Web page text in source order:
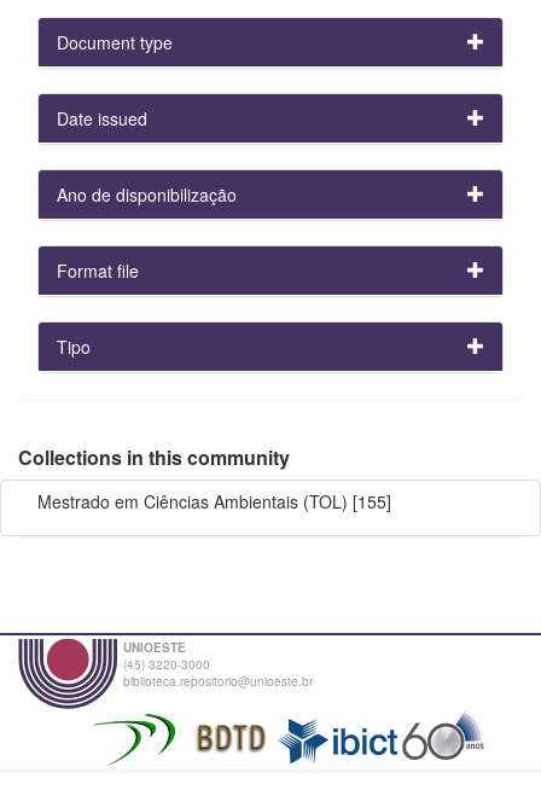
Document type
Date issued
Ano de disponibilização
Format file
Tipo
Collections in this community
Mestrado em Ciências Ambientais (TOL) [155]
UNIOESTE
(45) 3220-3000
biblioteca.repositorio@unioeste.br